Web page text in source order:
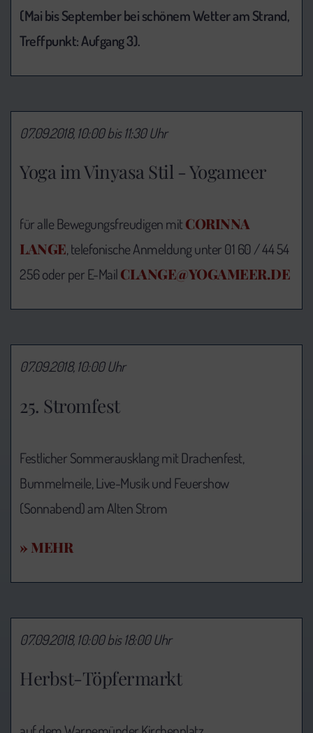
(Mai bis September bei schönem Wetter am Strand,
Treffpunkt: Aufgang 3).
Yoga im Vinyasa Stil - Yogameer
07.09.2018, 10:00 bis 11:30 Uhr
für alle Bewegungsfreudigen mitCORINNA
LANGE, telefonische Anmeldung unter 01 60 / 44 54
256 oder per E-MailCLANGE@YOGAMEER.DE
25. Stromfest
07.09.2018, 10:00 Uhr
Festlicher Sommerausklang mit Drachenfest,
Bummelmeile, Live-Musik und Feuershow
(Sonnabend) am Alten Strom
» MEHR
Herbst-Töpfermarkt
07.09.2018, 10:00 bis 18:00 Uhr